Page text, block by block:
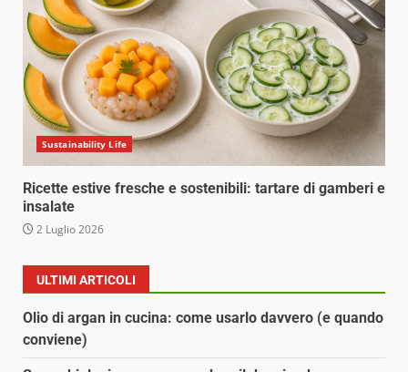
Sustainability Life
Ricette estive fresche e sostenibili: tartare di gamberi e
insalate
2 Luglio 2026
ULTIMI ARTICOLI
Olio di argan in cucina: come usarlo davvero (e quando
conviene)